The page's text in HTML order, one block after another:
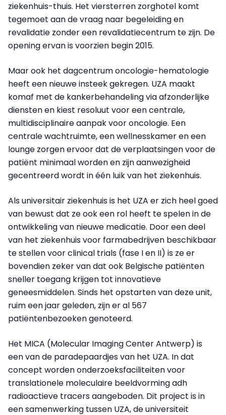
ziekenhuis-thuis. Het viersterren zorghotel komt
tegemoet aan de vraag naar begeleiding en
revalidatie zonder een revalidatiecentrum te zijn. De
opening ervan is voorzien begin 2015.
Maar ook het dagcentrum oncologie-hematologie
heeft een nieuwe insteek gekregen. UZA maakt
komaf met de kankerbehandeling via afzonderlijke
diensten en kiest resoluut voor een centrale,
multidisciplinaire aanpak voor oncologie. Een
centrale wachtruimte, een wellnesskamer en een
lounge zorgen ervoor dat de verplaatsingen voor de
patiënt minimaal worden en zijn aanwezigheid
gecentreerd wordt in één luik van het ziekenhuis.
Als universitair ziekenhuis is het UZA er zich heel goed
van bewust dat ze ook een rol heeft te spelen in de
ontwikkeling van nieuwe medicatie. Door een deel
van het ziekenhuis voor farmabedrijven beschikbaar
te stellen voor clinical trials (fase I en II) is ze er
bovendien zeker van dat ook Belgische patiënten
sneller toegang krijgen tot innovatieve
geneesmiddelen. Sinds het opstarten van deze unit,
ruim een jaar geleden, zijn er al 567
patiëntenbezoeken genoteerd.
Het MICA (Molecular Imaging Center Antwerp) is
een van de paradepaardjes van het UZA. In dat
concept worden onderzoeksfaciliteiten voor
translationele moleculaire beeldvorming adh
radioactieve tracers aangeboden. Dit project is in
een samenwerking tussen UZA, de universiteit